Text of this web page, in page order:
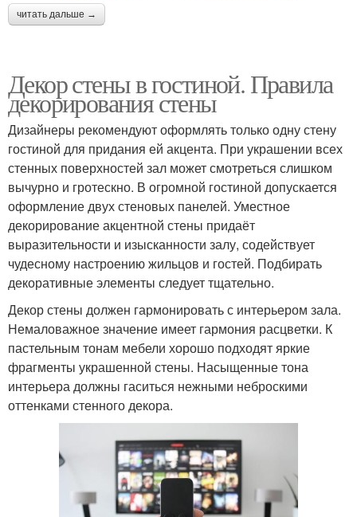
читать дальше →
Декор стены в гостиной. Правила
декорирования стены
Дизайнеры рекомендуют оформлять только одну стену
гостиной для придания ей акцента. При украшении всех
стенных поверхностей зал может смотреться слишком
вычурно и гротескно. В огромной гостиной допускается
оформление двух стеновых панелей. Уместное
декорирование акцентной стены придаёт
выразительности и изысканности залу, содействует
чудесному настроению жильцов и гостей. Подбирать
декоративные элементы следует тщательно.
Декор стены должен гармонировать с интерьером зала.
Немаловажное значение имеет гармония расцветки. К
пастельным тонам мебели хорошо подходят яркие
фрагменты украшенной стены. Насыщенные тона
интерьера должны гаситься нежными неброскими
оттенками стенного декора.